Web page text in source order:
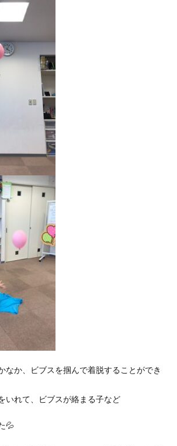
なか、ビブスを掴んで着脱することができ
いれて、ビブスが絡まる子など
💦